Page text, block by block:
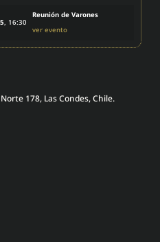
, 16:30
Reunión de Varones
ver evento
178, Las Condes, Chile.